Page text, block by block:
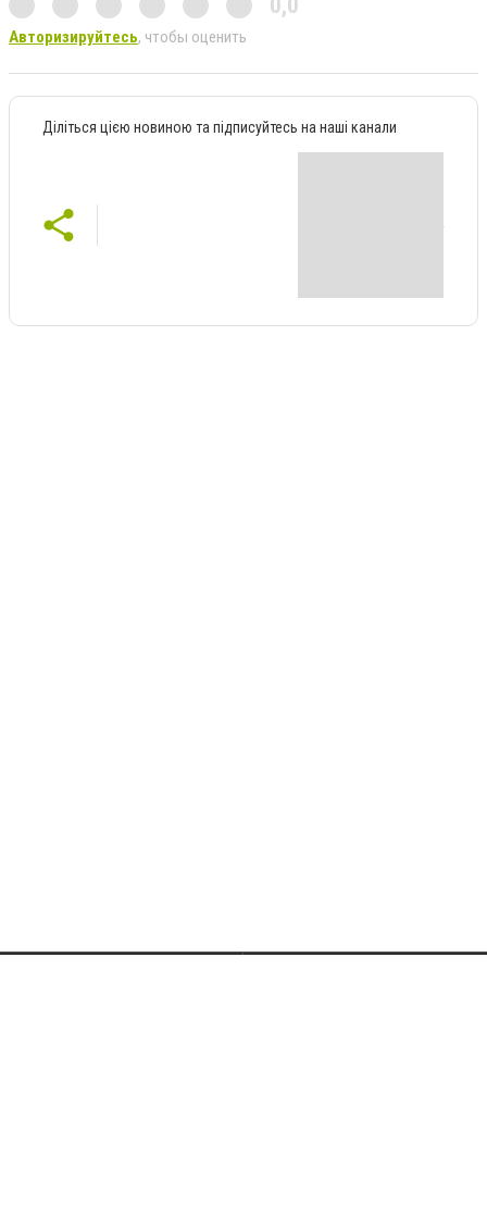
Авторизируйтесь, чтобы оценить
Діліться цією новиною та підписуйтесь на наші канали